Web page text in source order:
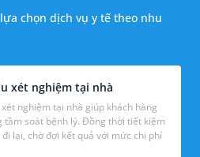
chọn dịch vụ y tế theo nhu
xét nghiệm tại nhà
nghiệm tại nhà giúp khách hàng
tầm soát bệnh lý. Đồng thời tiết kiệm
với mức chi phí